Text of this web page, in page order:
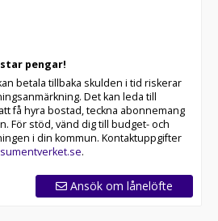
bästa garantier i upp till 72
via DNB, Santander eller
export.
pengar!
betala tillbaka skulden i tid riskerar
Det kan leda till
få hyra bostad, teckna abonnemang
För stöd, vänd dig till budget- och
i din kommun. Kontaktuppgifter
.
Ansök om lånelöfte